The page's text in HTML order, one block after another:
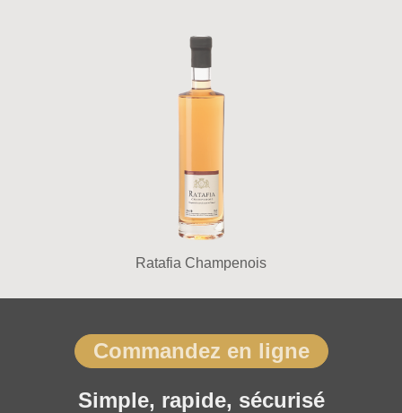
Ratafia Champenois
Commandez en ligne
Simple, rapide, sécurisé